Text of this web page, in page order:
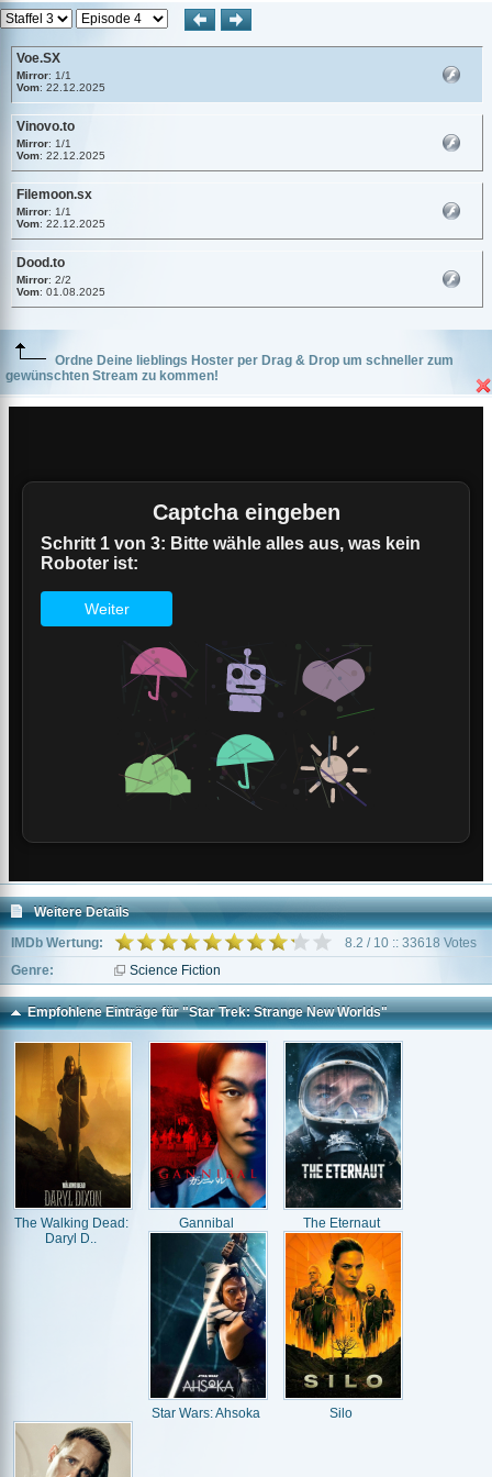
Voe.SX
Mirror: 1/1
Vom: 22.12.2025
Vinovo.to
Mirror: 1/1
Vom: 22.12.2025
Filemoon.sx
Mirror: 1/1
Vom: 22.12.2025
Dood.to
Mirror: 2/2
Vom: 01.08.2025
Ordne Deine lieblings Hoster per Drag & Drop um schneller zum
gewünschten Stream zu kommen!
Weitere Details
IMDb Wertung:
8.2 / 10 :: 33618 Votes
Genre:
Science Fiction
Empfohlene Einträge für "Star Trek: Strange New Worlds"
The Walking Dead:
Daryl D..
Gannibal The Eternaut
Star Wars: Ahsoka Silo